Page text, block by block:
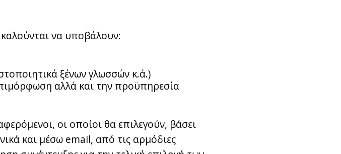
καλούνται να υποβάλουν:
ξένων γλωσσών κ.ά.)
αλλά και την προϋπηρεσία
οι οποίοι θα επιλεγούν, βάσει
και μέσω email, από τις αρμόδιες